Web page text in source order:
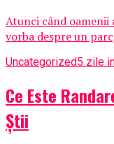
Atunci când
vorba despre un
Uncategorized5 zile
Ce Este
Știi